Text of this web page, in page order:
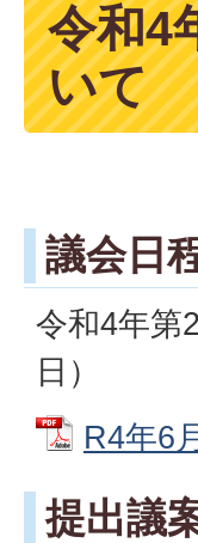
令和4
いて
議会日
令和4年第
日）
R4年6
提出議